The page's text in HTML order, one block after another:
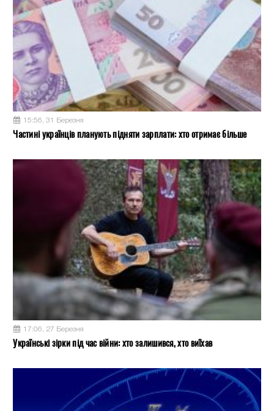
15:56, 31 Березня
Частині українців планують підняти зарплати: хто отримає більше
17:06, 27 Березня
Українські зірки під час війни: хто залишився, хто виїхав